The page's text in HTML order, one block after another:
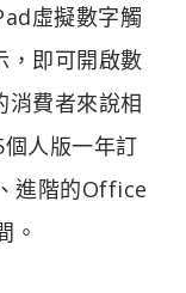
虛擬數字觸
，即可開啟數
消費者來說相
人版一年訂
進階的Office
。